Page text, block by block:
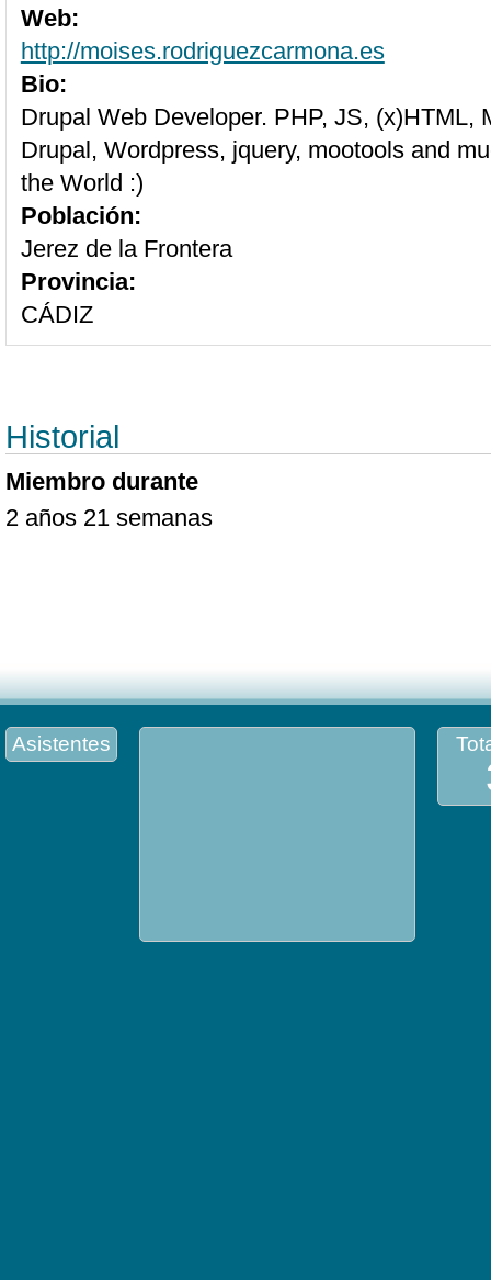
Web:
http://moises.rodriguezcarmona.es
Bio:
Drupal Web Developer. PHP, JS, (x)HTML,
Drupal, Wordpress, jquery, mootools and
the World :)
Población:
Jerez de la Frontera
Provincia:
CÁDIZ
Historial
Miembro durante
2 años 21 semanas
Asistentes